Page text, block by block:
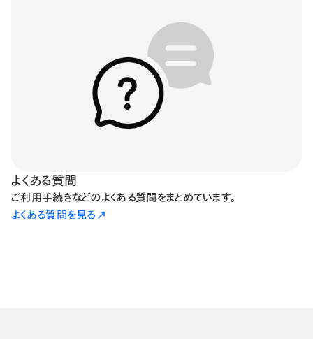
よくある質問
ご利用手続きなどのよくある質問をまとめています。
よくある質問を見る